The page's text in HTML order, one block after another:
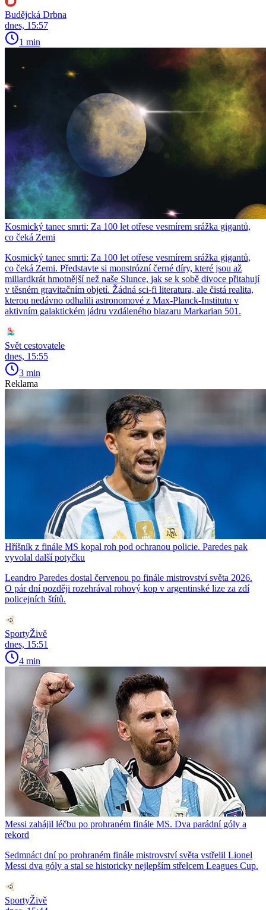
Budějcká Drbna
dnes, 15:57
1 min
Kosmický tanec smrti: Za 100 let otřese vesmírem srážka gigantů,
co čeká Zemi
Kosmický tanec smrti: Za 100 let otřese vesmírem srážka gigantů,
co čeká Zemi. Představte si monstrózní černé díry, které jsou až
miliardkrát hmotnější než naše Slunce, jak se k sobě divoce přitahují
v těsném gravitačním objetí. Žádná sci-fi literatura, ale čistá realita,
kterou nedávno odhalili astronomové z Max-Planck-Institutu v
aktivním galaktickém jádru vzdáleného blazaru Markarian 501.
Svět cestovatele
dnes, 15:55
3 min
Reklama
Hříšník z finále MS kopal roh pod ochranou policie. Paredes pak
vyvolal další potyčku
Leandro Paredes dostal červenou po finále mistrovství světa 2026.
O pár dní později rozehrával rohový kop v argentinské lize za zdí
policejních štítů.
SportyŽivě
dnes, 15:51
4 min
Messi zahájil léčbu po prohraném finále MS. Dva parádní góly a
rekord
Sedmnáct dní po prohraném finále mistrovství světa vstřelil Lionel
Messi dva góly a stal se historicky nejlepším střelcem Leagues Cup.
SportyŽivě